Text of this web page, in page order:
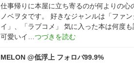
仕事帰りに本屋に立ち寄るのが何よりの
ノベヲタです。
好きなジャンルは「ファ
イ」、「ラブコメ」
気に入った本は何度も
可愛いイ
MELON @低浮上 フォロバ99.9%